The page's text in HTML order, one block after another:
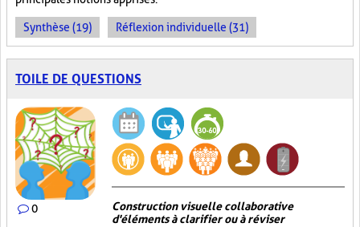
Synthèse (19) Réflexion individuelle (31)
TOILE DE QUESTIONS
0
Construction visuelle collaborative
d'éléments à clarifier ou à réviser